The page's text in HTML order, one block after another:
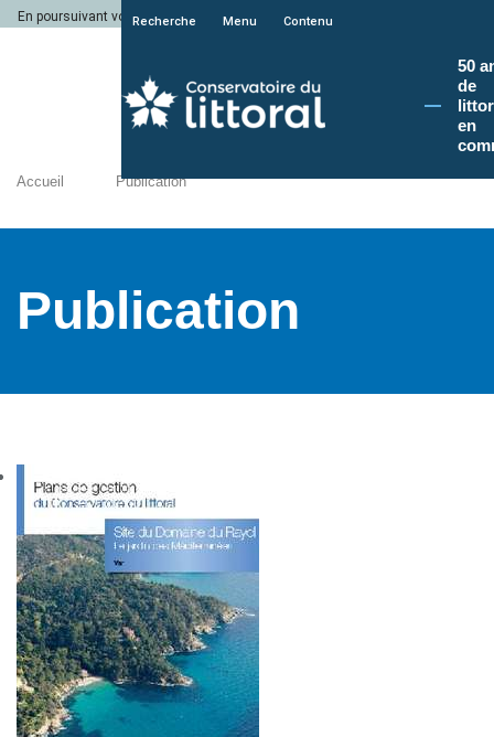
En poursuivant votre navigation sur le site du Conservatoire du littoral, vous
Recherche Menu Contenu
50
de
en
Accueil Publication
Publication